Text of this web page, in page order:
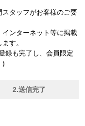
タッフがお客様のご要
ンターネット等に掲載
す。
録も完了し、会員限定
)
2.送信完了